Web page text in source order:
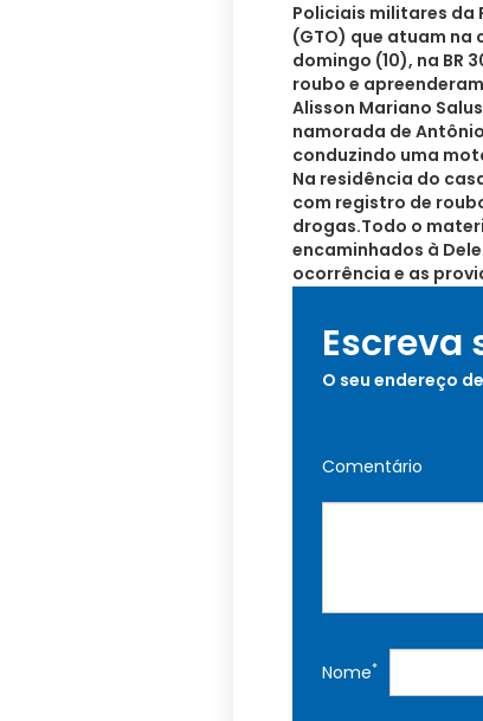
Policiais militares da
(GTO) que atuam
domingo (10), na BR
roubo e
Alisson Mariano
namorada de
conduzindo uma
Na residência do
com registro de
drogas.Todo o
encaminhados à
ocorrência e as
Escreva
O seu endereço
Comentário
Nome*